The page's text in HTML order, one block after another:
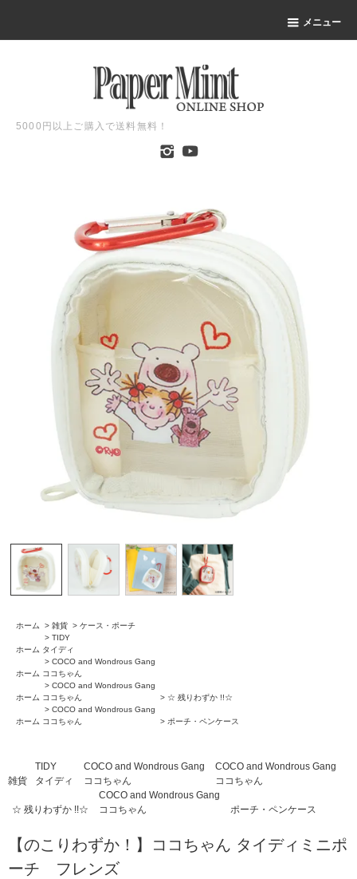
メニュー
5000円以上ご購入で送料無料！
ホーム > 雑貨 > ケース・ポーチ
ホーム
> TIDY
タイディ
ホーム
> COCO and Wondrous Gang
ココちゃん
ホーム
> COCO and Wondrous Gang
ココちゃん
> ☆ 残りわずか !!☆
ホーム
> COCO and Wondrous Gang
ココちゃん
> ポーチ・ペンケース
雑貨
TIDY
タイディ
COCO and Wondrous Gang
ココちゃん
COCO and Wondrous Gang
ココちゃん
☆ 残りわずか !!☆
COCO and Wondrous Gang
ココちゃん
ポーチ・ペンケース
【のこりわずか！】ココちゃん タイディミニポ
ーチ フレンズ